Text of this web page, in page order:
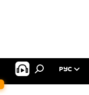
РУС